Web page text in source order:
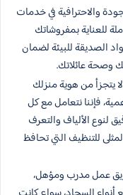
والاحترافية في خدمات
للعناية بمفروشاتك
الصديقة للبيئة لضمان
وصحة عائلاتك.
يتجزأ من هوية منزلك
فإننا نتعامل مع كل
لنوع الألياف والتعرف
للتنظيف التي تحافظ
عمل مدرب ومؤهل،